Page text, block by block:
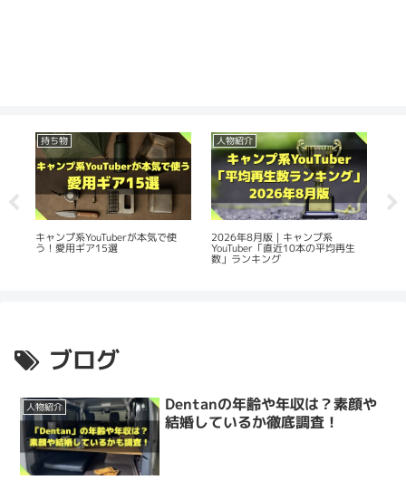
持ち物
キャンプ系YouTuberが本気で使
う！愛用ギア15選
人物紹介
2026年8月版｜キャンプ系
YouTuber「直近10本の平均再生
数」ランキング
ブログ
人物紹介
Dentanの年齢や年収は？素顔や
結婚しているか徹底調査！